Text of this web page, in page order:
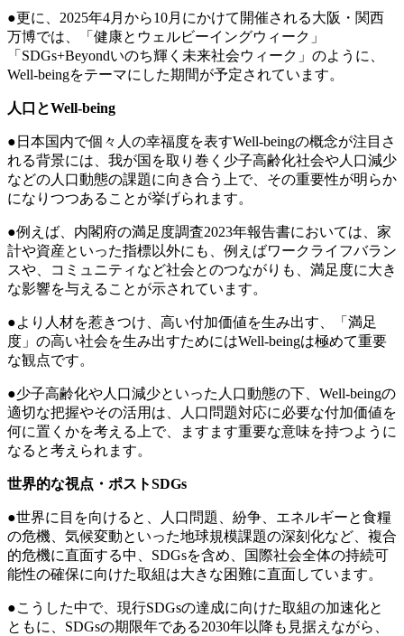
●更に、2025年4月から10月にかけて開催される大阪・関西
万博では、「健康とウェルビーイングウィーク」
「SDGs+Beyondいのち輝く未来社会ウィーク」のように、
Well-beingをテーマにした期間が予定されています。
人口とWell-being
●日本国内で個々人の幸福度を表すWell-beingの概念が注目さ
れる背景には、我が国を取り巻く少子高齢化社会や人口減少
などの人口動態の課題に向き合う上で、その重要性が明らか
になりつつあることが挙げられます。
●例えば、内閣府の満足度調査2023年報告書においては、家
計や資産といった指標以外にも、例えばワークライフバラン
スや、コミュニティなど社会とのつながりも、満足度に大き
な影響を与えることが示されています。
●より人材を惹きつけ、高い付加価値を生み出す、「満足
度」の高い社会を生み出すためにはWell-beingは極めて重要
な観点です。
●少子高齢化や人口減少といった人口動態の下、Well-beingの
適切な把握やその活用は、人口問題対応に必要な付加価値を
何に置くかを考える上で、ますます重要な意味を持つように
なると考えられます。
世界的な視点・ポストSDGs
●世界に目を向けると、人口問題、紛争、エネルギーと食糧
の危機、気候変動といった地球規模課題の深刻化など、複合
的危機に直面する中、SDGsを含め、国際社会全体の持続可
能性の確保に向けた取組は大きな困難に直面しています。
●こうした中で、現行SDGsの達成に向けた取組の加速化と
ともに、SDGsの期限年である2030年以降も見据えながら、